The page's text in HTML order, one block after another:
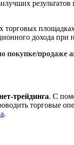
дохода при
покупке/продаже
трейдинга. С
торговые
.